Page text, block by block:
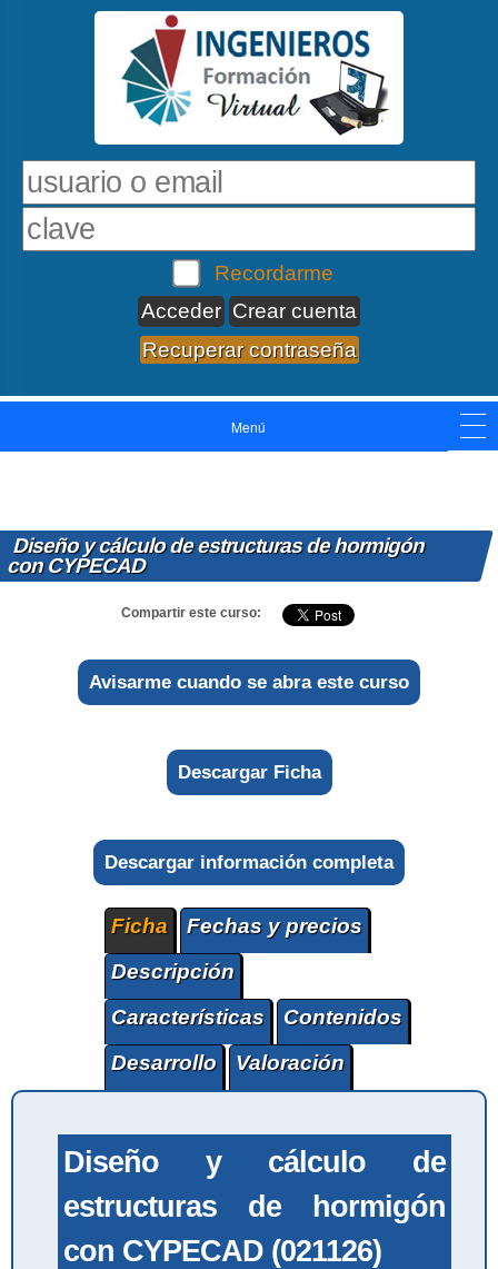
Recordarme
Crear cuenta
Recuperar contraseña
Menú
Diseño y cálculo de estructuras de hormigón
con CYPECAD
Compartir este curso:
Avisarme cuando se abra este curso
Descargar Ficha
Descargar información completa
Ficha
Fechas y precios
Descripción
Características
Contenidos
Desarrollo
Valoración
Diseño y cálculo de
estructuras de hormigón
con CYPECAD (021126)